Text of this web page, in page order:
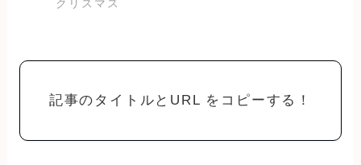
クリスマス
記事のタイトルとURL をコピーする！